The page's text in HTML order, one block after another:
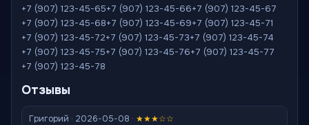
+7 (907) 123-45-65+7 (907) 123-45-66+7 (907) 123-45-67
+7 (907) 123-45-68+7 (907) 123-45-69+7 (907) 123-45-71
+7 (907) 123-45-72+7 (907) 123-45-73+7 (907) 123-45-74
+7 (907) 123-45-75+7 (907) 123-45-76+7 (907) 123-45-77
+7 (907) 123-45-78
Отзывы
Григорий · 2026-05-08 · ★★★☆☆